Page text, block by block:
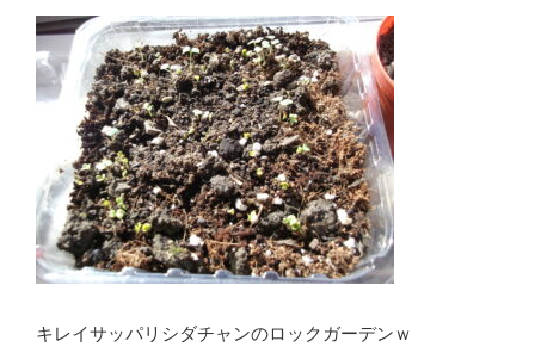
キレイサッパリシダチャンのロックガーデンｗ